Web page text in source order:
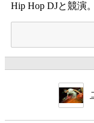
Hip Hop DJと競演